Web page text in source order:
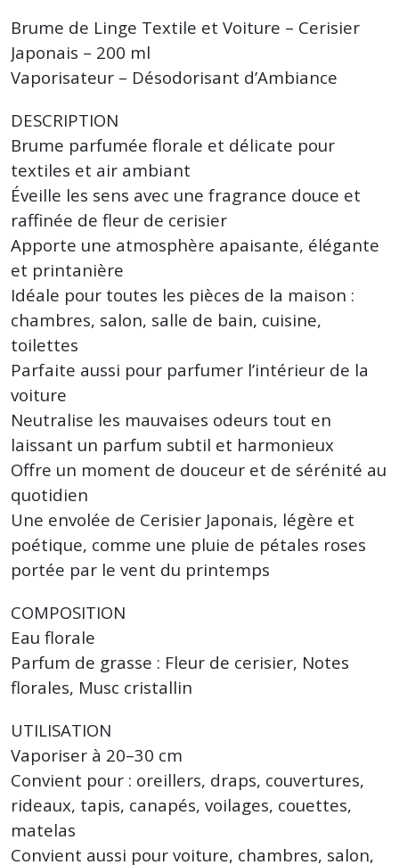
Brume de Linge Textile et Voiture – Cerisier
Japonais – 200 ml
Vaporisateur – Désodorisant d’Ambiance
DESCRIPTION
Brume parfumée florale et délicate pour
textiles et air ambiant
Éveille les sens avec une fragrance douce et
raffinée de fleur de cerisier
Apporte une atmosphère apaisante, élégante
et printanière
Idéale pour toutes les pièces de la maison :
chambres, salon, salle de bain, cuisine,
toilettes
Parfaite aussi pour parfumer l’intérieur de la
voiture
Neutralise les mauvaises odeurs tout en
laissant un parfum subtil et harmonieux
Offre un moment de douceur et de sérénité au
quotidien
Une envolée de Cerisier Japonais, légère et
poétique, comme une pluie de pétales roses
portée par le vent du printemps
COMPOSITION
Eau florale
Parfum de grasse : Fleur de cerisier, Notes
florales, Musc cristallin
UTILISATION
Vaporiser à 20–30 cm
Convient pour : oreillers, draps, couvertures,
rideaux, tapis, canapés, voilages, couettes,
matelas
Convient aussi pour voiture, chambres, salon,